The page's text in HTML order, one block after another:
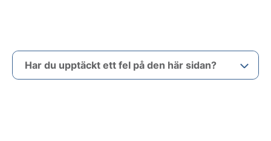
Har du upptäckt ett fel på den här sidan?